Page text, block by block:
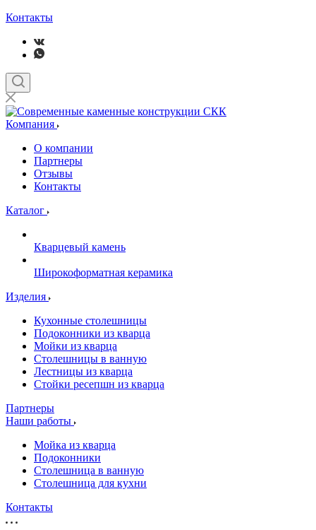
Контакты
Компания
О компании
Партнеры
Отзывы
Контакты
Каталог
Кварцевый камень
Широкоформатная керамика
Изделия
Кухонные столешницы
Подоконники из кварца
Мойки из кварца
Столешницы в ванную
Лестницы из кварца
Стойки ресепшн из кварца
Партнеры
Наши работы
Мойка из кварца
Подоконники
Столешница в ванную
Столешница для кухни
Контакты